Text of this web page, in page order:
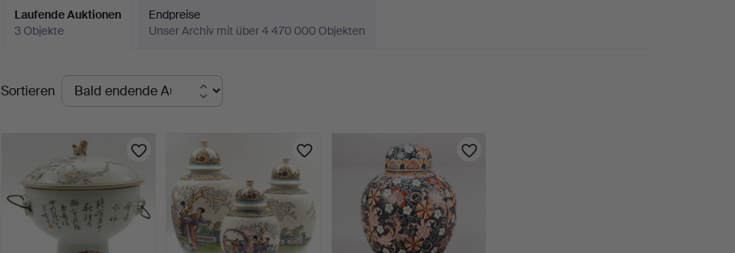
Laufende Auktionen
3 Objekte
Endpreise
Unser Archiv mit über 4 470 000 Objekten
Laufende
Auktionen
Sortieren